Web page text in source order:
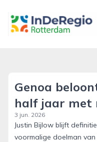
inderegiorotterdam.nl
Genoa
half jaar met
3 jun. 2026
Justin Bijlow blijft
voormalige doelman